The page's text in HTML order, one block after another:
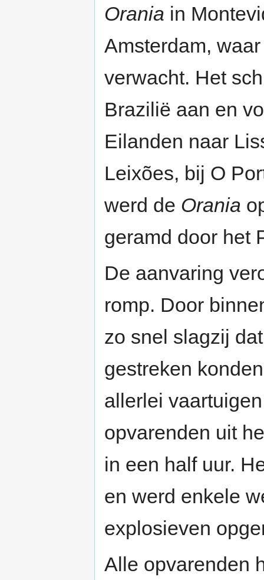
Orania in
Amsterdam,
verwacht. Het
Brazilië aan en
Eilanden naar
Leixões, bij O
werd de Orania
geramd door het
De aanvaring
romp. Door
zo snel slagzij
gestreken
allerlei
opvarenden uit
in een half uur.
en werd enkele
explosieven
Alle opvarenden